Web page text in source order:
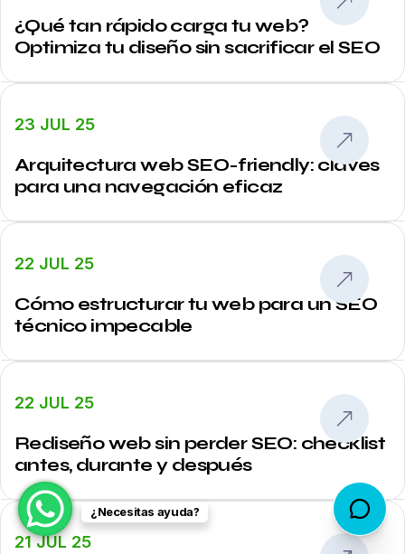
¿Qué tan rápido carga tu web?
Optimiza tu diseño sin sacrificar el SEO
23 JUL 25
Arquitectura web SEO-friendly: claves
para una navegación eficaz
22 JUL 25
Cómo estructurar tu web para un SEO
técnico impecable
22 JUL 25
Rediseño web sin perder SEO: checklist
antes, durante y después
21 JUL 25
¿Necesitas ayuda?